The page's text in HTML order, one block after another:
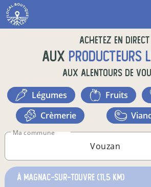
Achetez en direct
auxproducteurs
aux alentours de
légumes fruits
crèmerie
Ma commune
à Magnac-sur-Touvre (11,5 km)